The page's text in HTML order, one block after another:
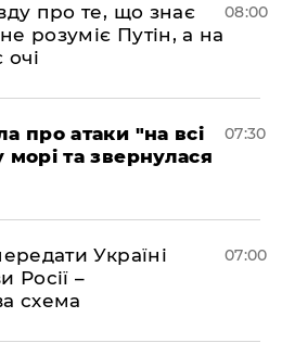
про те, що знає
розуміє Путін, а на
очі
08:00
про атаки "на всі
та звернулася
07:30
Україні
Росії –
схема
07:00